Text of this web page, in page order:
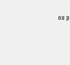
ou